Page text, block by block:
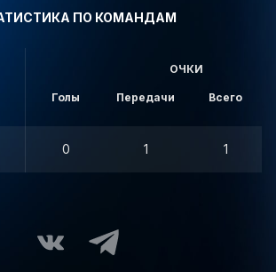
ПО КОМАНДАМ
ОЧКИ
Голы Передачи Всего
0 1 1